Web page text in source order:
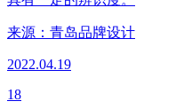
来源： 青岛品牌设计
2022.04.19
18